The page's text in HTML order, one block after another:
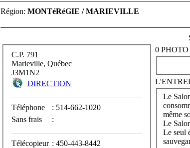
Région: MONTéRéGIE / MARIEVILLE
C.P. 791
Marieville, Québec
J3M1N2
DIRECTION
Téléphone
: 514-662-1020
Sans frais
:
Télécopieur
: 450-443-8442
0 PHOTO
Le
même
Le
Le seul